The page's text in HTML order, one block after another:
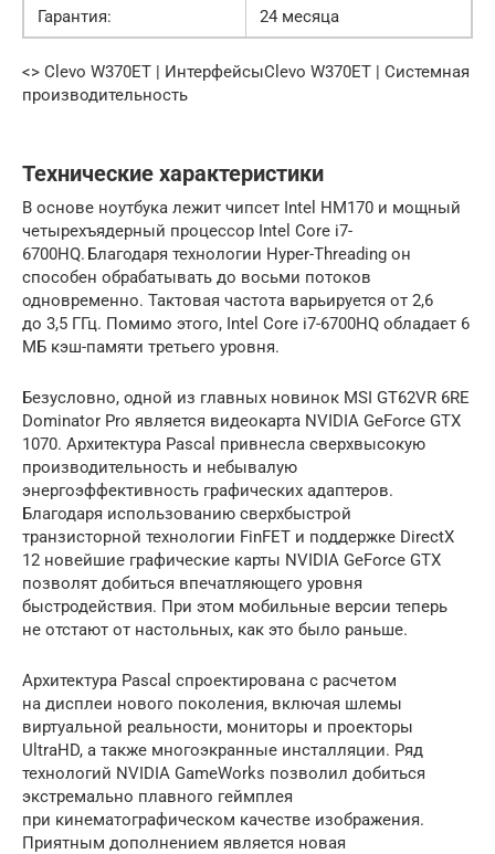
Гарантия:
24 месяца
<> Clevo W370ET | ИнтерфейсыClevo W370ET | Системная
производительность
Технические характеристики
В основе ноутбука лежит чипсет Intel HM170 и мощный
четырехъядерный процессор Intel Core i7-
6700HQ. Благодаря технологии Hyper-Threading он
способен обрабатывать до восьми потоков
одновременно. Тактовая частота варьируется от 2,6
до 3,5 ГГц. Помимо этого, Intel Core i7-6700HQ обладает 6
МБ кэш-памяти третьего уровня.
Безусловно, одной из главных новинок MSI GT62VR 6RE
Dominator Pro является видеокарта NVIDIA GeForce GTX
1070. Архитектура Pascal привнесла сверхвысокую
производительность и небывалую
энергоэффективность графических адаптеров.
Благодаря использованию сверхбыстрой
транзисторной технологии FinFET и поддержке DirectX
12 новейшие графические карты NVIDIA GeForce GTX
позволят добиться впечатляющего уровня
быстродействия. При этом мобильные версии теперь
не отстают от настольных, как это было раньше.
Архитектура Pascal спроектирована с расчетом
на дисплеи нового поколения, включая шлемы
виртуальной реальности, мониторы и проекторы
UltraHD, а также многоэкранные инсталляции. Ряд
технологий NVIDIA GameWorks позволил добиться
экстремально плавного геймплея
при кинематографическом качестве изображения.
Приятным дополнением является новая